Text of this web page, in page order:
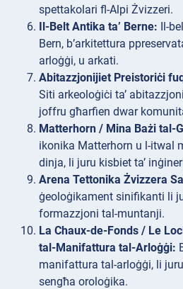
spettakolari fl-Alpi Żvizzeri.
Il-Belt Antika ta’ Berne: Il-
Bern, b’arkitettura
arloġġi, u arkati.
Abitazzjonijiet Preistoriċi
Siti arkeoloġiċi ta’
joffru għarfien dwar
Matterhorn / Mina Bażi tal-
ikonika Matterhorn u l-itwal
dinja, li juru kisbiet ta’
Arena Tettonika Żvizzera
ġeoloġikament sinifikanti li
formazzjoni tal-muntanji.
La Chaux-de-Fonds / Le
tal-Manifattura tal-Arloġġi:
manifattura tal-arloġġi, li
sengħa oroloġika.